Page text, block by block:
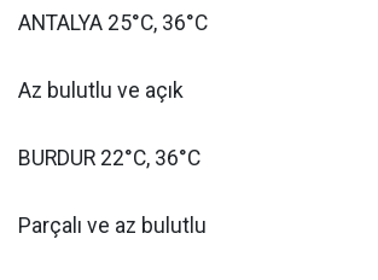
ANTALYA 25°C, 36°C
Az bulutlu ve açık
BURDUR 22°C, 36°C
Parçalı ve az bulutlu